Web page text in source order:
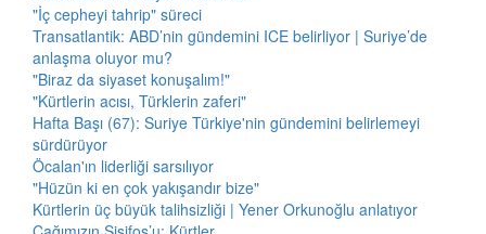
"İç cepheyi tahrip" süreci
Transatlantik: ABD’nin gündemini ICE belirliyor | Suriye’de
anlaşma oluyor mu?
"Biraz da siyaset konuşalım!"
"Kürtlerin acısı, Türklerin zaferi"
Hafta Başı (67): Suriye Türkiye'nin gündemini belirlemeyi
sürdürüyor
Öcalan'ın liderliği sarsılıyor
"Hüzün ki en çok yakışandır bize"
Kürtlerin üç büyük talihsizliği | Yener Orkunoğlu anlatıyor